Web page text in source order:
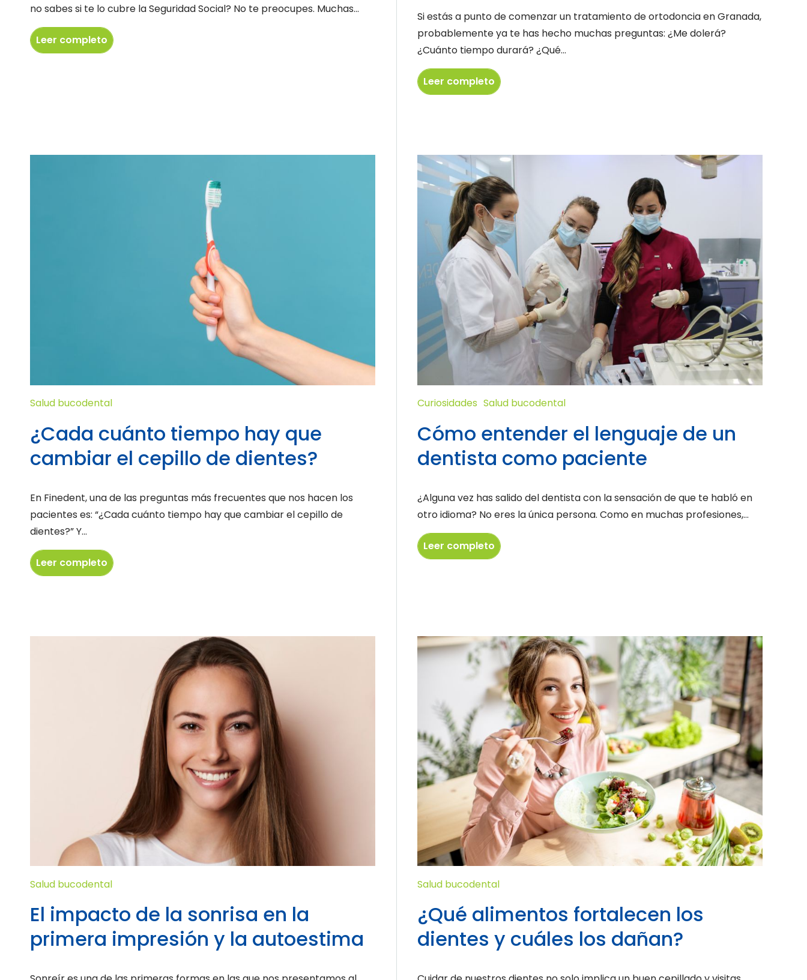
no sabes si te lo cubre la Seguridad Social? No te preocupes. Muchas...
Leer completo
Si estás a punto de comenzar un tratamiento de ortodoncia en Granada,
probablemente ya te has hecho muchas preguntas: ¿Me dolerá?
¿Cuánto tiempo durará? ¿Qué...
Leer completo
Salud bucodental
¿Cada cuánto tiempo hay que
cambiar el cepillo de dientes?
En Finedent, una de las preguntas más frecuentes que nos hacen los
pacientes es: “¿Cada cuánto tiempo hay que cambiar el cepillo de
dientes?” Y...
Leer completo
Curiosidades Salud bucodental
Cómo entender el lenguaje de un
dentista como paciente
¿Alguna vez has salido del dentista con la sensación de que te habló en
otro idioma? No eres la única persona. Como en muchas profesiones,...
Leer completo
Salud bucodental
El impacto de la sonrisa en la
primera impresión y la autoestima
Salud bucodental
¿Qué alimentos fortalecen los
dientes y cuáles los dañan?